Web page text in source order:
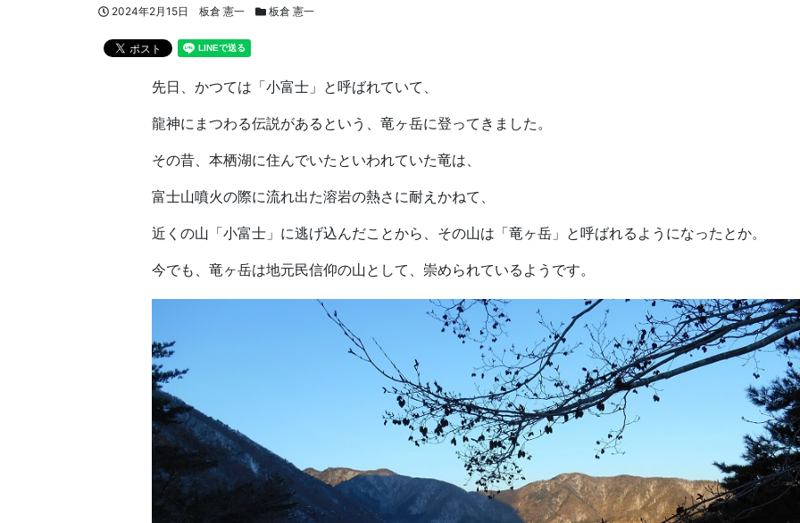
投稿日
2024年2月15日 著者
板倉 憲一 スタッフブログカテゴリー
板倉 憲一
先日、かつては「小富士」と呼ばれていて、
龍神にまつわる伝説があるという、竜ヶ岳に登ってきました。
その昔、本栖湖に住んでいたといわれていた竜は、
富士山噴火の際に流れ出た溶岩の熱さに耐えかねて、
近くの山「小富士」に逃げ込んだことから、その山は「竜ヶ岳」と呼ばれるようになったとか。
今でも、竜ヶ岳は地元民信仰の山として、崇められているようです。